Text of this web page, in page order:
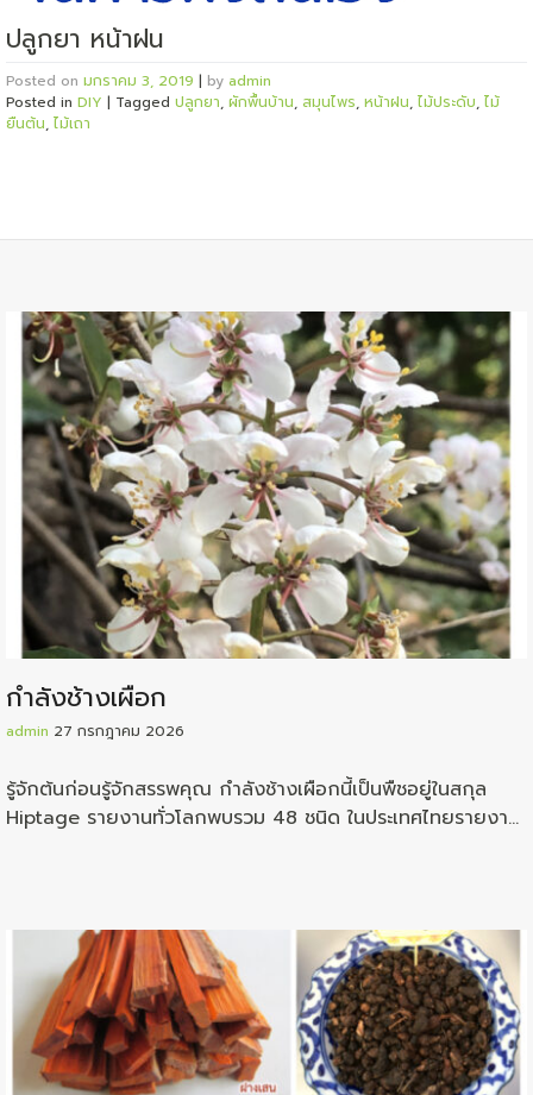
ปลูกยา หน้าฝน
Posted on มกราคม 3, 2019 | by admin
Posted in DIY | Tagged ปลูกยา, ผักพื้นบ้าน, สมุนไพร, หน้าฝน, ไม้ประดับ, ไม้
ยืนต้น, ไม้เถา
กำลังช้างเผือก
admin 27 กรกฎาคม 2026
รู้จักต้นก่อนรู้จักสรรพคุณ กำลังช้างเผือกนี้เป็นพืชอยู่ในสกุล
Hiptage รายงานทั่วโลกพบรวม 48 ชนิด ในประเทศไทยรายงาน